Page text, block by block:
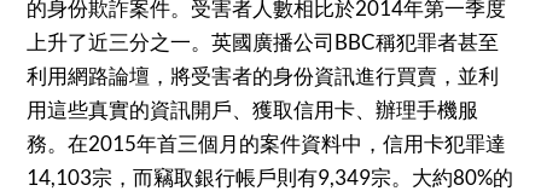
的身份欺詐案件。受害者人數相比於2014年第一季度
上升了近三分之一。英國廣播公司BBC稱犯罪者甚至
利用網路論壇，將受害者的身份資訊進行買賣，並利
用這些真實的資訊開戶、獲取信用卡、辦理手機服
務。在2015年首三個月的案件資料中，信用卡犯罪達
14,103宗，而竊取銀行帳戶則有9,349宗。大約80%的